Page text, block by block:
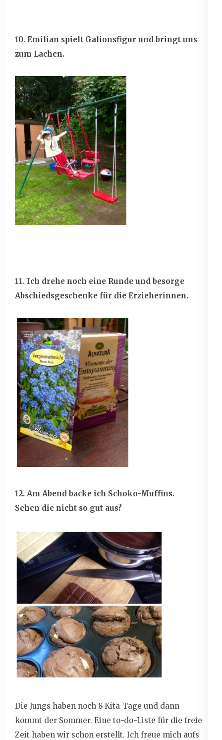
10. Emilian spielt Galionsfigur und bringt uns
zum Lachen.
11. Ich drehe noch eine Runde und besorge
Abschiedsgeschenke für die Erzieherinnen.
12. Am Abend backe ich Schoko-Muffins.
Sehen die nicht so gut aus?
Die Jungs haben noch 8 Kita-Tage und dann
kommt der Sommer. Eine to-do-Liste für die freie
Zeit haben wir schon erstellt. Ich freue mich aufs